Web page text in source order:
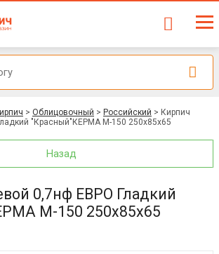
> Облицовочный > Российский > Кирпич
"Красный"КЕРМА М-150 250х85х65
Назад
0,7нф ЕВРО Гладкий
М-150 250х85х65